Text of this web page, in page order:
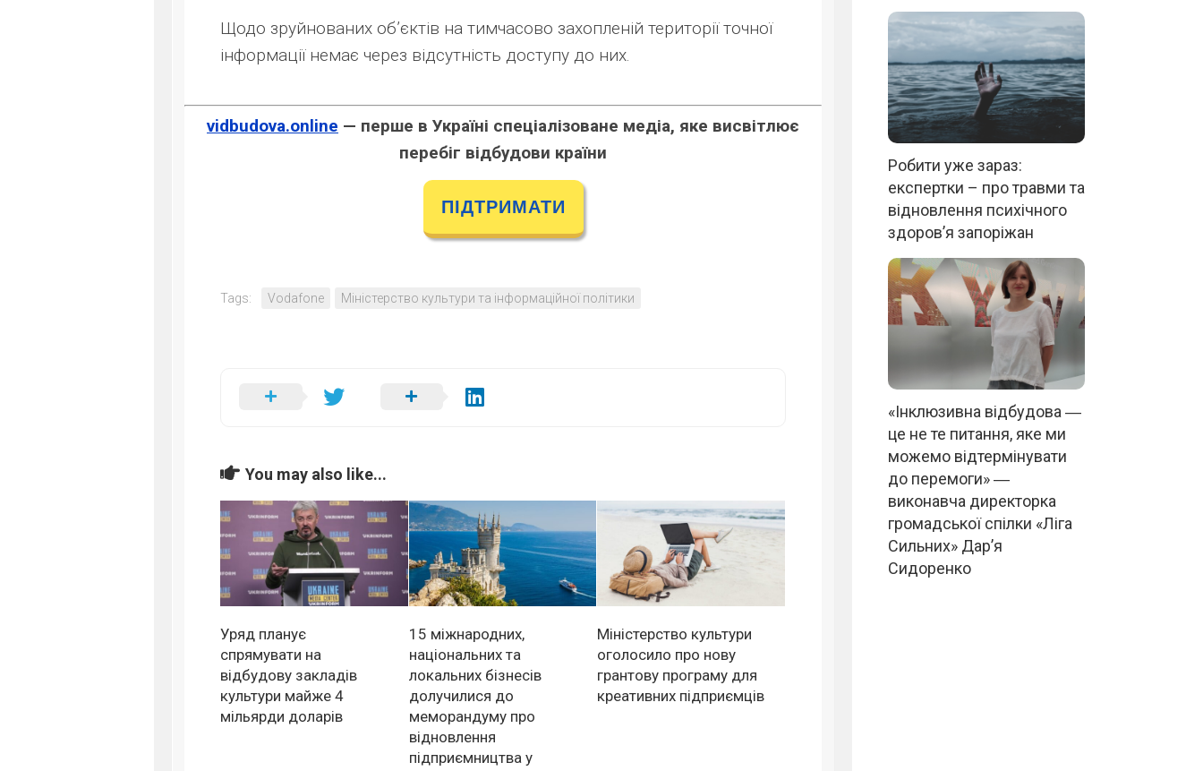
Щодо зруйнованих об’єктів на тимчасово захопленій території точної
інформації немає через відсутність доступу до них.
vidbudova.online — перше в Україні спеціалізоване медіа, яке висвітлює
перебіг відбудови країни
ПІДТРИМАТИ
Tags: Vodafone Міністерство культури та інформаційної політики
You may also like...
Уряд планує
спрямувати на
відбудову закладів
культури майже 4
мільярди доларів
15 міжнародних,
національних та
локальних бізнесів
долучилися до
меморандуму про
відновлення
підприємництва у
Міністерство культури
оголосило про нову
грантову програму для
креативних підприємців
Робити уже зараз:
експертки – про травми та
відновлення психічного
здоров’я запоріжан
«Інклюзивна відбудова ―
це не те питання, яке ми
можемо відтермінувати
до перемоги» ―
виконавча директорка
громадської спілки «Ліга
Сильних» Дар’я
Сидоренко